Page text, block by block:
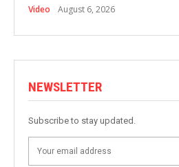
Video August 6, 2026
NEWSLETTER
Subscribe to stay updated.